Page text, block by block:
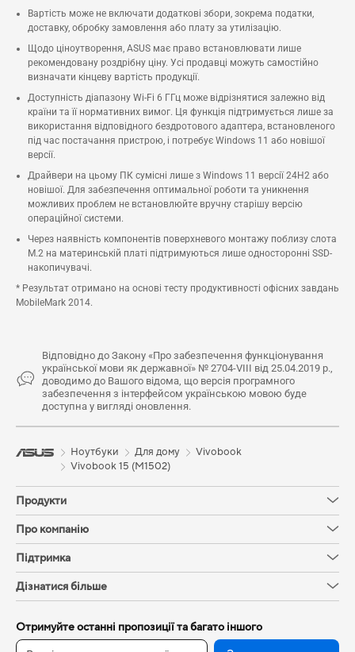
Вартість може не включати додаткові збори, зокрема податки,
доставку, обробку замовлення або плату за утилізацію.
Щодо ціноутворення, ASUS має право встановлювати лише
рекомендовану роздрібну ціну. Усі продавці можуть самостійно
визначати кінцеву вартість продукції.
Доступність діапазону Wi-Fi 6 ГГц може відрізнятися залежно від
країни та її нормативних вимог. Ця функція підтримується лише за
використання відповідного бездротового адаптера, встановленого
під час постачання пристрою, і потребує Windows 11 або новішої
версії.
Драйвери на цьому ПК сумісні лише з Windows 11 версії 24H2 або
новішої. Для забезпечення оптимальної роботи та уникнення
можливих проблем не встановлюйте вручну старішу версію
операційної системи.
Через наявність компонентів поверхневого монтажу поблизу слота
M.2 на материнській платі підтримуються лише односторонні SSD-
накопичувачі.
* Результат отримано на основі тесту продуктивності офісних завдань
MobileMark 2014.
Відповідно до Закону «Про забезпечення функціонування
української мови як державної» № 2704-VIII від 25.04.2019 р.,
доводимо до Вашого відома, що версія програмного
забезпечення з інтерфейсом українською мовою буде
доступна у вигляді оновлення.
Ноутбуки Для дому
Vivobook
Vivobook 15 (M1502)
Продукти
Про компанію
Підтримка
Дізнатися більше
Отримуйте останні пропозиції та багато іншого